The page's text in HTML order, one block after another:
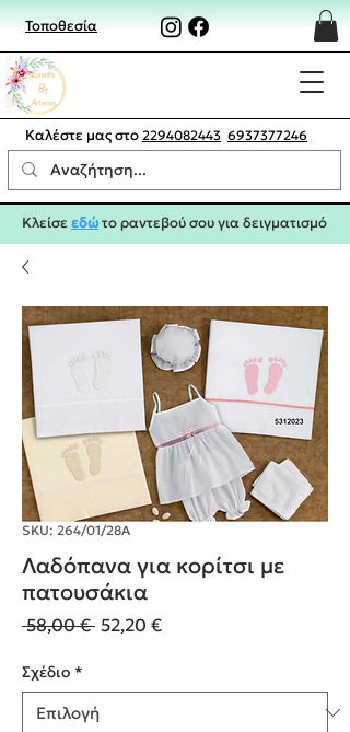
Τοποθεσία
Καλέστε μας στο 2294082443 6937377246
Κλείσεεδώτο ραντεβού σου για δειγματισμό
SKU: 264/01/28Α
Λαδόπανα για κορίτσι με
πατουσάκια
58,00 € Κανονική
52,20 €Τιμή
Σχέδιο *